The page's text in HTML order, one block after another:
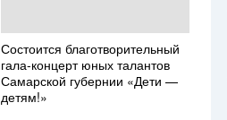
Состоится благотворительный
гала-концерт юных талантов
Самарской губернии «Дети —
детям!»